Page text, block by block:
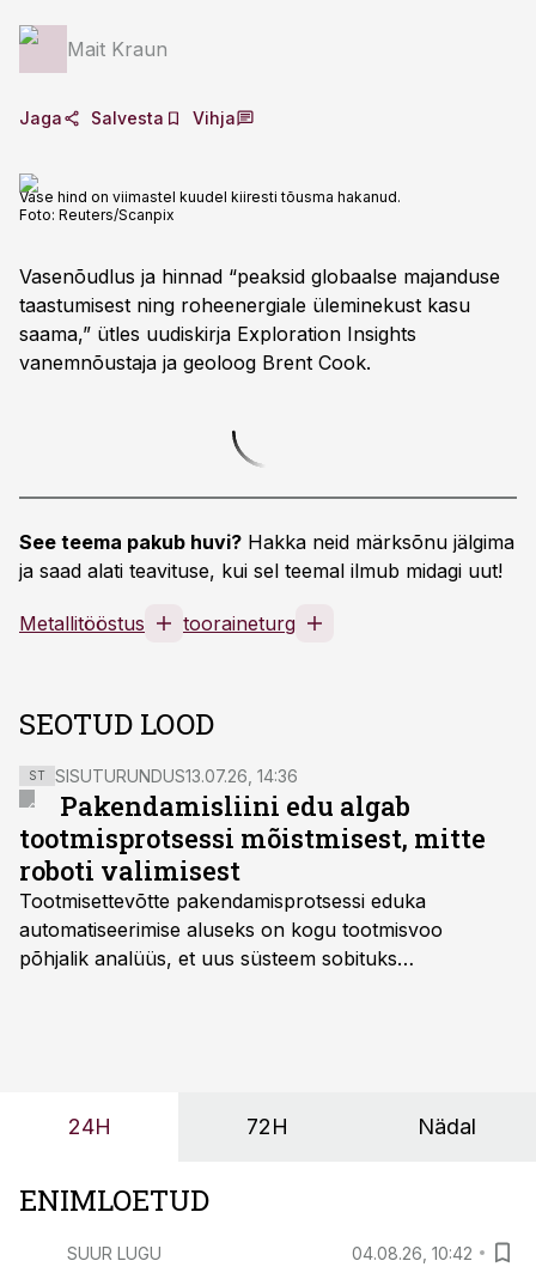
Mait Kraun
Jaga Salvesta Vihja
Vase hind on viimastel kuudel kiiresti tõusma hakanud.
Foto: Reuters/Scanpix
Vasenõudlus ja hinnad “peaksid globaalse majanduse
taastumisest ning roheenergiale üleminekust kasu
saama,” ütles uudiskirja Exploration Insights
vanemnõustaja ja geoloog Brent Cook.
See teema pakub huvi? Hakka neid märksõnu jälgima
ja saad alati teavituse, kui sel teemal ilmub midagi uut!
Metallitööstus tooraineturg
SEOTUD LOOD
ST SISUTURUNDUS13.07.26, 14:36
Pakendamisliini edu algab
tootmisprotsessi mõistmisest, mitte
roboti valimisest
Tootmisettevõtte pakendamisprotsessi eduka
automatiseerimise aluseks on kogu tootmisvoo
põhjalik analüüs, et uus süsteem sobituks
OÜ tegevjuht Sander Mitendorf.
24H 72H Nädal
ENIMLOETUD
SUUR LUGU 04.08.26, 10:42